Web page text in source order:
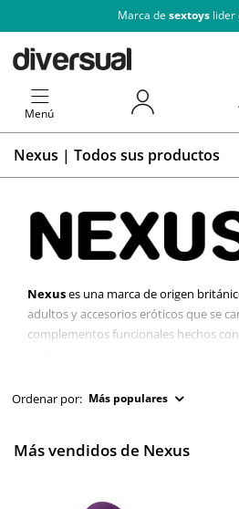
Marca de sextoys lider
Menú
Nexus | Todos sus productos
Nexuses una marca de origen
adultos y accesorios eróticos que se
complementos funcionales hechos
su propio universo de productos con
Ordenar por: Más populares
Más vendidos de Nexus